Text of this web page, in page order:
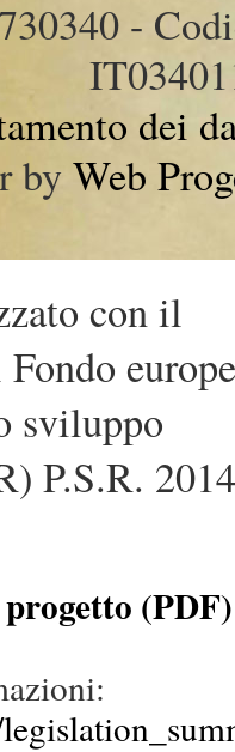
-
dei
byWeb
con il
sviluppo
P.S.R.
(PDF)